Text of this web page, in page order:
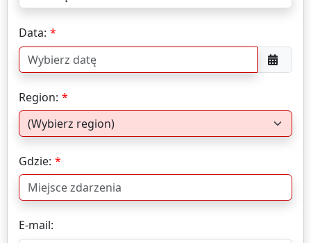
Data:
Region:
Gdzie:
E-mail: